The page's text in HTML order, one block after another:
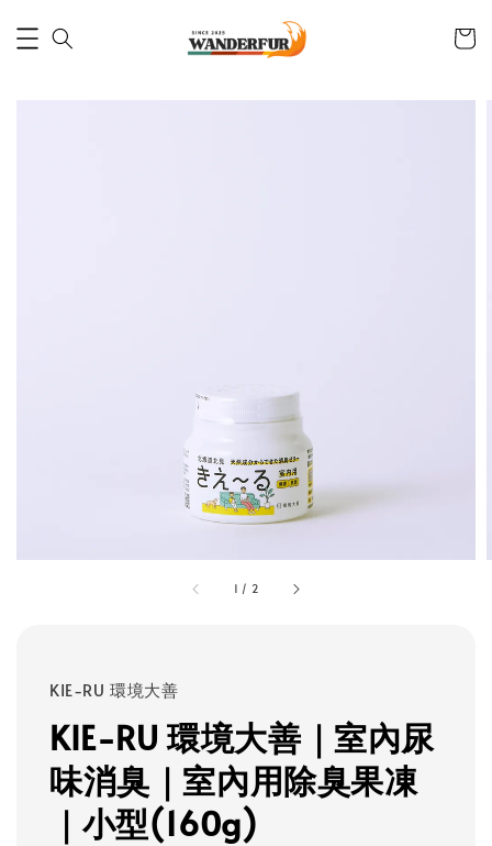
1 / 2
KIE-RU 環境大善
KIE-RU 環境大善｜室內尿
味消臭｜室內用除臭果凍
｜小型(160g)